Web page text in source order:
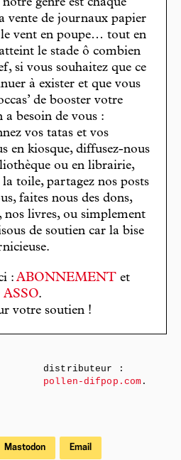
genre est chaque
vente de journaux papier
le vent en poupe… tout en
le stade ô combien
si vous souhaitez que ce
à exister et que vous
de booster votre
besoin de vous :
vos tatas et vos
en kiosque, diffusez-nous
ou en librairie,
toile, partagez nos posts
faites nous des dons,
nos livres, ou simplement
de soutien car la bise
: ABONNEMENT et
.
votre soutien !
distributeur :
pollen-difpop.com .
Mastodon Email